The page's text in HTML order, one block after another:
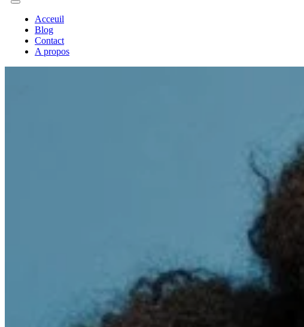
Acceuil
Blog
Contact
A propos